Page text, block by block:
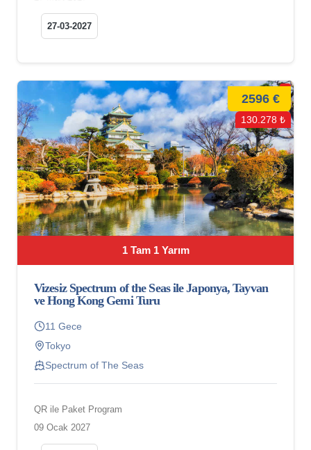
27-03-2027
1 Tam 1 Yarım
2596 €
130.278 ₺
Vizesiz Spectrum of the Seas ile Japonya, Tayvan
ve Hong Kong Gemi Turu
11 Gece
Tokyo
Spectrum of The Seas
QR ile Paket Program
09 Ocak 2027